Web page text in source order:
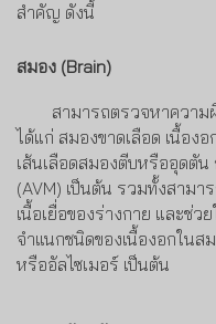
สำคัญ ดังนี้
สมอง (Brain)
สามารถตรวจหาความผิ
ได้แก่ สมองขาดเลือด เนื้อง
เส้นเลือดสมองตีบหรืออุดตัน
(AVM) เป็นต้น รวมทั้งสามา
เนื้อเยื่อของร่างกาย และช่ว
จำแนกชนิดของเนื้องอกในส
หรืออัลไซเมอร์ เป็นต้น